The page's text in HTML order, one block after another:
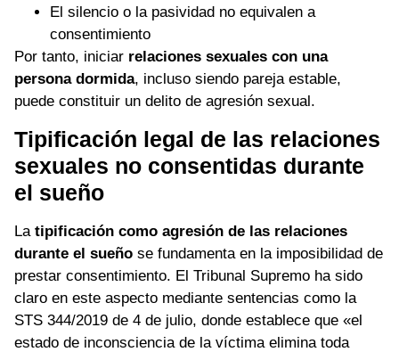
El silencio o la pasividad no equivalen a
consentimiento
Por tanto, iniciar relaciones sexuales con una
persona dormida, incluso siendo pareja estable,
puede constituir un delito de agresión sexual.
Tipificación legal de las relaciones
sexuales no consentidas durante
el sueño
La tipificación como agresión de las relaciones
durante el sueño se fundamenta en la imposibilidad de
prestar consentimiento. El Tribunal Supremo ha sido
claro en este aspecto mediante sentencias como la
STS 344/2019 de 4 de julio, donde establece que «el
estado de inconsciencia de la víctima elimina toda